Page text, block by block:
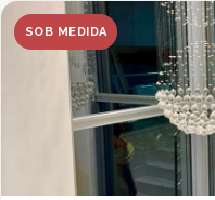
SOB MEDIDA